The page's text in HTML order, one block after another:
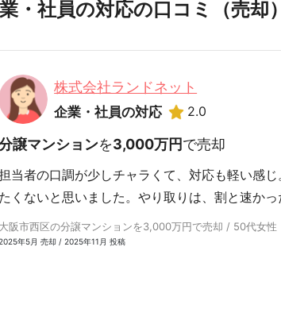
・社員の対応の口コミ（売却）
株式会社ランドネット
企業・社員の対応 2.0
譲マンションを3,000万円で売却
当者の口調が少しチャラくて、対応も軽い感
たくないと思いました。やり取りは、割と速かっ
大阪市西区の分譲マンションを3,000万円で売却 / 50代女性
年5月 売却 / 2025年11月 投稿